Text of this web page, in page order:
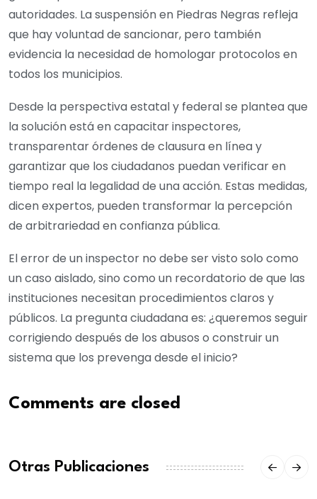
autoridades. La suspensión en Piedras Negras refleja
que hay voluntad de sancionar, pero también
evidencia la necesidad de homologar protocolos en
todos los municipios.
Desde la perspectiva estatal y federal se plantea que
la solución está en capacitar inspectores,
transparentar órdenes de clausura en línea y
garantizar que los ciudadanos puedan verificar en
tiempo real la legalidad de una acción. Estas medidas,
dicen expertos, pueden transformar la percepción
de arbitrariedad en confianza pública.
El error de un inspector no debe ser visto solo como
un caso aislado, sino como un recordatorio de que las
instituciones necesitan procedimientos claros y
públicos. La pregunta ciudadana es: ¿queremos seguir
corrigiendo después de los abusos o construir un
sistema que los prevenga desde el inicio?
Comments are closed
Otras Publicaciones